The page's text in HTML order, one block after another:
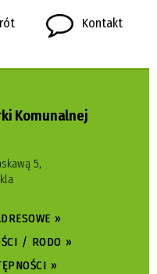
Kontakt
Komunalnej
5,
»
/ RODO »
»